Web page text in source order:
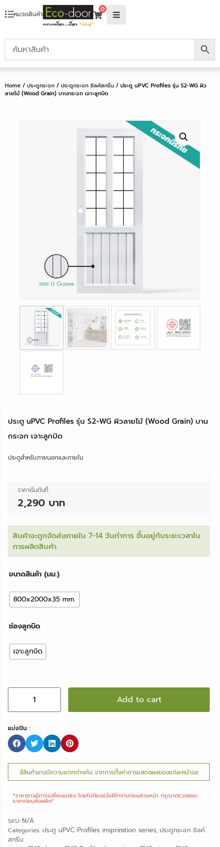
หมวดสินค้า
0
Home / ประตูกระจก / ประตูกระจก ซิลค์สกรีน / ประตู uPVC Profiles รุ่น S2-WG ผิว
ลายไม้ (Wood Grain) บานกระจก เจาะลูกบิด
ประตู uPVC Profiles รุ่น S2-WG ผิวลายไม้ (Wood Grain) บาน
กระจก เจาะลูกบิด
ประตูสำหรับภายนอกและภายใน
ราคาเริ่มต้นที่
2,290 บาท
สินค้าจะถูกจัดส่งภายใน 7-14 วันทำการ ขึ้นอยู่กับระยะเวลาใน
การผลิตสินค้า
ขนาดสินค้า (มม.)
800x2000x35 mm.
ช่องลูกบิด
เจาะลูกบิด
Add to cart
แบ่งปัน :
สีสินค้าอาจมีความแตกต่างกัน จากการตั้งค่าการแสดงผลของแต่ละหน้าจอ
*ราคาอาจมีการเปลี่ยนแปลง ไดยไม่ต้องแจ้งให้ทราบก่อนล่วงหน้า กรุณาตรวจสอบ
ราคาก่อนสั่งผลิต*
SKU: N/A
Categories: ประตู uPVC Profiles inspriration series ประตูกระจก ซิลค์
สกรีน